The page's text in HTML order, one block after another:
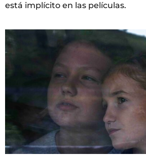
está implícito en las películas.